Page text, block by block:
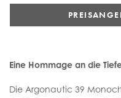
Eine Hommage an die
Die Argonautic 39